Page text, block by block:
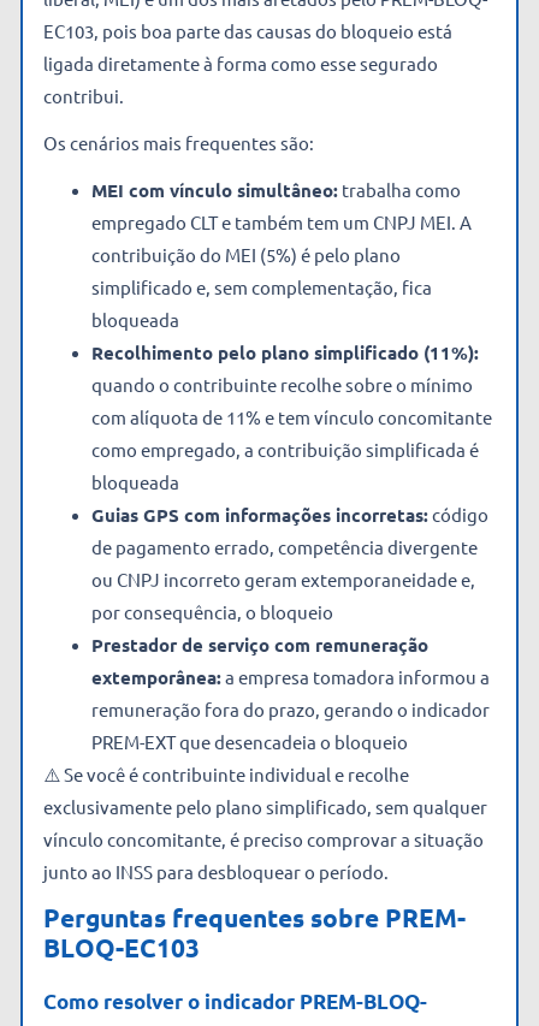
EC103, pois boa parte das causas do bloqueio está
ligada diretamente à forma como esse segurado
contribui.
Os cenários mais frequentes são:
MEI com vínculo simultâneo: trabalha como
empregado CLT e também tem um CNPJ MEI. A
contribuição do MEI (5%) é pelo plano
simplificado e, sem complementação, fica
bloqueada
Recolhimento pelo plano simplificado (11%):
quando o contribuinte recolhe sobre o mínimo
com alíquota de 11% e tem vínculo concomitante
como empregado, a contribuição simplificada é
bloqueada
Guias GPS com informações incorretas:código
de pagamento errado, competência divergente
ou CNPJ incorreto geram extemporaneidade e,
por consequência, o bloqueio
Prestador de serviço com remuneração
extemporânea:a empresa tomadora informou a
remuneração fora do prazo, gerando o indicador
PREM-EXT que desencadeia o bloqueio
⚠️ Se você é contribuinte individual e recolhe
exclusivamente pelo plano simplificado, sem qualquer
vínculo concomitante, é preciso comprovar a situação
junto ao INSS para desbloquear o período.
Perguntas frequentes sobre PREM-
BLOQ-EC103
Como resolver o indicador PREM-BLOQ-